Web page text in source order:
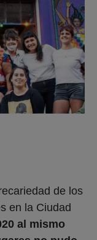
de los
en la Ciudad
al mismo